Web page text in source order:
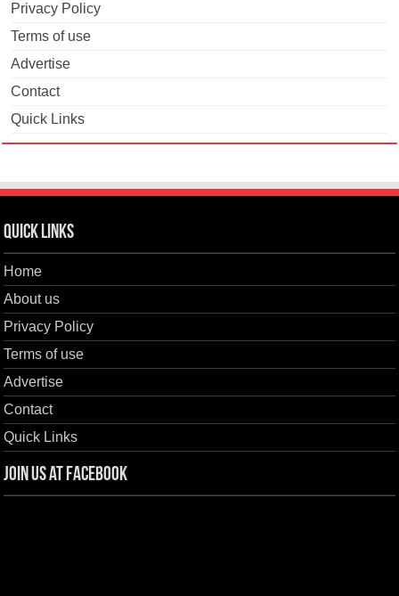
Privacy Policy
Terms of use
Advertise
Contact
Quick Links
Quick Links
Home
About us
Privacy Policy
Terms of use
Advertise
Contact
Quick Links
Join us at Facebook